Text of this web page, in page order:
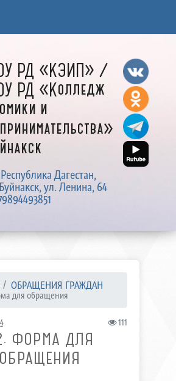
РД «КЭИП» /
РД «Колледж
и
Дагестан,
ул. Ленина, 64
ОБРАЩЕНИЯ ГРАЖДАН
для обращения
111
ФОРМА ДЛЯ
ОБРАЩЕНИЯ